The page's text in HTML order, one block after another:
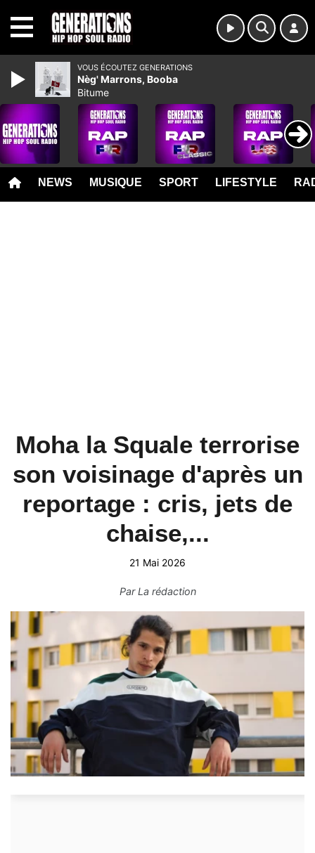
NEWS MUSIQUE SPORT LIFESTYLE
Moha la Squale terrorise
son voisinage d'après un
reportage : cris, jets de
chaise,...
21 Mai 2026
ParLa rédaction
VOUS ÉCOUTEZ GENERATIONS
Nèg' Marrons, Booba
Bitume